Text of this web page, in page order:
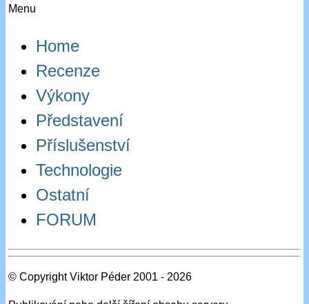
Menu
Home
Recenze
Výkony
Představení
Příslušenství
Technologie
Ostatní
FORUM
© Copyright Viktor Péder 2001 - 2026